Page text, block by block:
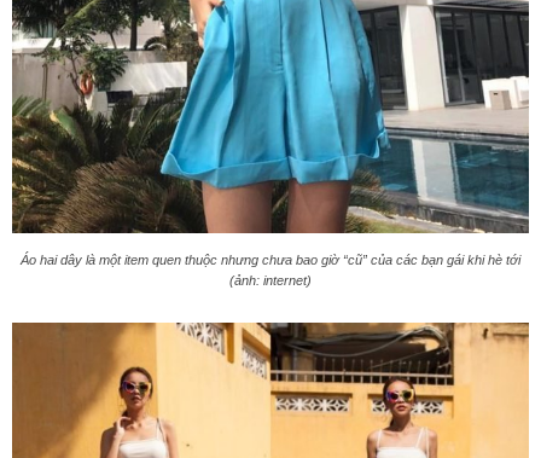
Áo hai dây là một item quen thuộc nhưng chưa bao giờ “cũ” của các bạn gái khi hè tới
(ảnh: internet)